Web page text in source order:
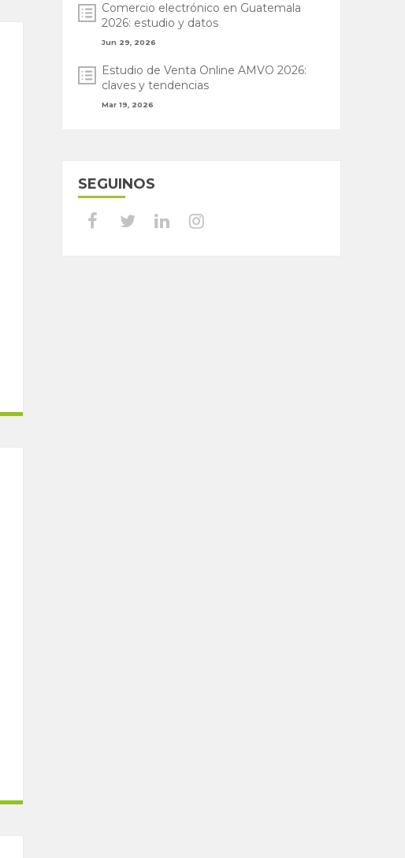
Comercio electrónico en Guatemala
2026: estudio y datos
Jun 29, 2026
Estudio de Venta Online AMVO 2026:
claves y tendencias
Mar 19, 2026
SEGUINOS